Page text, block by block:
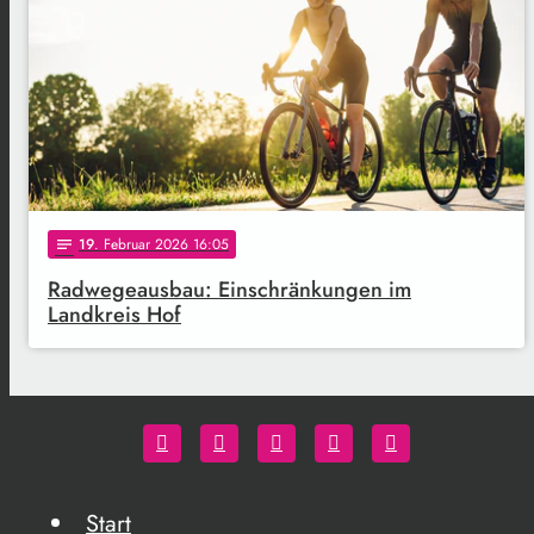
notes 19. Februar 2026 16:05
Radwegeausbau: Einschränkungen im
Landkreis Hof
Start